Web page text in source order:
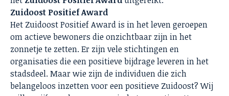
Zuidoost Positief Award
Het Zuidoost Positief Award is in het leven geroepen
om actieve bewoners die onzichtbaar zijn in het
zonnetje te zetten. Er zijn vele stichtingen en
organisaties die een positieve bijdrage leveren in het
stadsdeel. Maar wie zijn de individuen die zich
belangeloos inzetten voor een positieve Zuidoost? Wij